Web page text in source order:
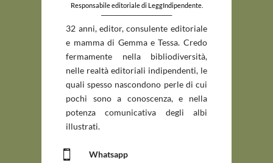
Responsabile editoriale di LeggIndipendente.
32 anni, editor, consulente editoriale
e mamma di Gemma e Tessa. Credo
fermamente nella bibliodiversità,
nelle realtà editoriali indipendenti, le
quali spesso nascondono perle di cui
pochi sono a conoscenza, e nella
potenza comunicativa degli albi
illustrati.
 Whatsapp